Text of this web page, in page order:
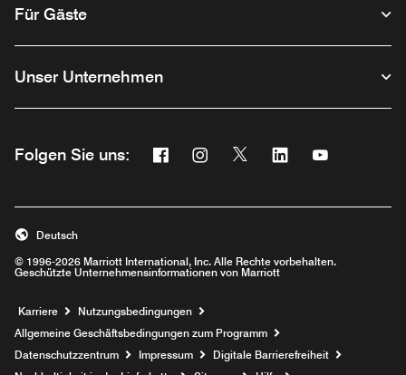
Für Gäste
Unser Unternehmen
Folgen Sie uns: Facebook
Opens a new window
Instagram
Opens a new window
Twitter
Opens a new window
Linkedin
Opens a new
Opens a
© 1996-2026 Marriott International, Inc. Alle Rechte vorbehalten.
Geschützte Unternehmensinformationen von Marriott
Deutsch
Karriere Opens a new window
Nutzungsbedingungen
Allgemeine Geschäftsbedingungen zum Programm
Datenschutzzentrum
Impressum
Digitale Barrierefreiheit